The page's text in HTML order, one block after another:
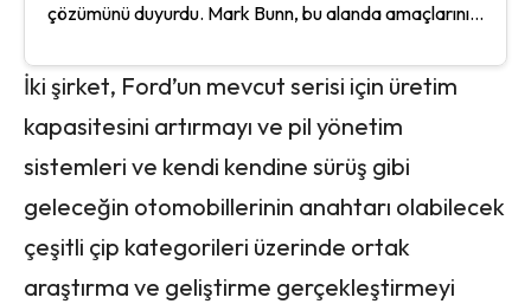
çözümünü duyurdu. Mark Bunn, bu alanda amaçlarını...
İki şirket, Ford’un mevcut serisi için üretim
kapasitesini artırmayı ve pil yönetim
sistemleri ve kendi kendine sürüş gibi
geleceğin otomobillerinin anahtarı olabilecek
çeşitli çip kategorileri üzerinde ortak
araştırma ve geliştirme gerçekleştirmeyi